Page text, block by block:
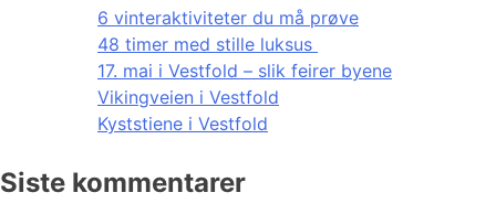
6 vinteraktiviteter du må prøve
48 timer med stille luksus
17. mai i Vestfold – slik feirer byene
Vikingveien i Vestfold
Kyststiene i Vestfold
Siste kommentarer